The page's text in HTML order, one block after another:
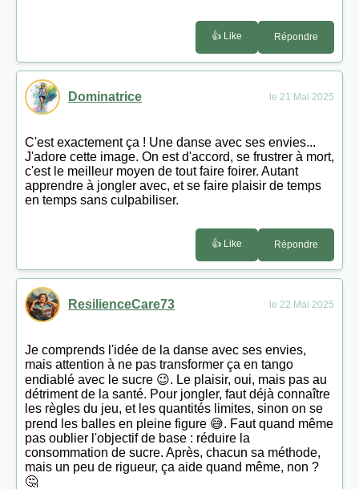
👍 Like Répondre
Dominatrice le 21 Mai 2025
C'est exactement ça ! Une danse avec ses envies...
J'adore cette image. On est d'accord, se frustrer à mort,
c'est le meilleur moyen de tout faire foirer. Autant
apprendre à jongler avec, et se faire plaisir de temps
en temps sans culpabiliser.
👍 Like Répondre
ResilienceCare73 le 22 Mai 2025
Je comprends l'idée de la danse avec ses envies,
mais attention à ne pas transformer ça en tango
endiablé avec le sucre 😉. Le plaisir, oui, mais pas au
détriment de la santé. Pour jongler, faut déjà connaître
les règles du jeu, et les quantités limites, sinon on se
prend les balles en pleine figure 😅. Faut quand même
pas oublier l'objectif de base : réduire la
consommation de sucre. Après, chacun sa méthode,
mais un peu de rigueur, ça aide quand même, non ?
🤔